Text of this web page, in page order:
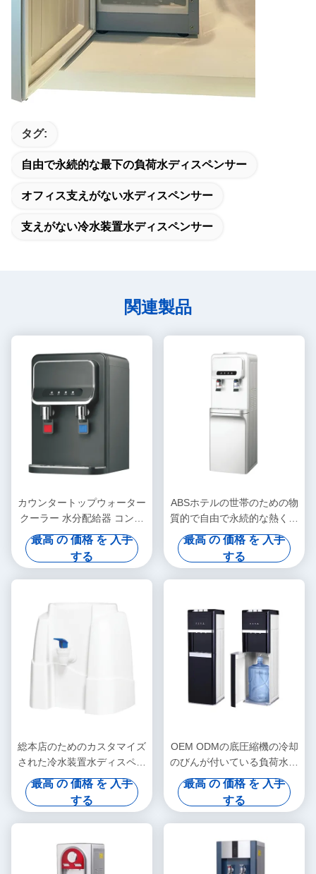
タグ:
自由で永続的な最下の負荷水ディスペンサー
オフィス支えがない水ディスペンサー
支えがない冷水装置水ディスペンサー
関連製品
カウンタートップウォーター
クーラー 水分配給器 コンプ
レッサー 冷却 水分配給器 水
温調整,冷水と熱水利用水分
配給器,ホームのための水分
配給器
最高 の 価格 を 入手
する
ABSホテルの世帯のための物
質的で自由で永続的な熱く、
冷水ディスペンサー
最高 の 価格 を 入手
する
総本店のためのカスタマイズ
された冷水装置水ディスペン
サー3L 5Lの小型サイズ
最高 の 価格 を 入手
する
OEM ODMの底圧縮機の冷却
のびんが付いている負荷水デ
ィスペンサーのクーラー
最高 の 価格 を 入手
する